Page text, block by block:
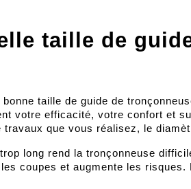
taille de
taille de guide de
votre efficacité, votre confort et
travaux que vous réalisez, le
long rend la tronçonneuse
coupes et augmente les